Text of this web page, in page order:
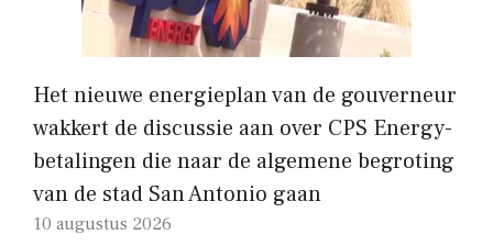
Het nieuwe energieplan van de gouverneur
wakkert de discussie aan over CPS Energy-
betalingen die naar de algemene begroting
van de stad San Antonio gaan
10 augustus 2026